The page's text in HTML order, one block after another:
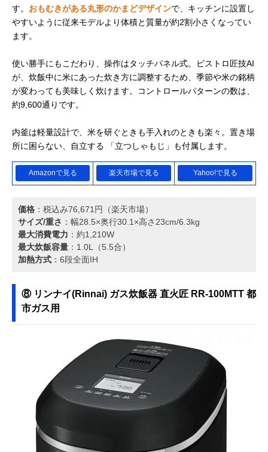
す。 おもむきがある丸形のかまどデザインで、キッチンに設置し
やすいように従来モデルより体積と質量が約2割小さくなってい
ます。
使い勝手にもこだわり、操作はタッチパネル式。ビストロ匠技AI
が、炊飯中に米にあった炊き方に調整するため、季節や米の銘柄
が変わっても美味しく炊けます。コントロールパターンの数は、
約9,600通りです。
内釜は軽量設計で、米を研ぐときも手入れのときも楽々。置き場
所に困らない、自立する 「立つしゃもじ」も付属します。
Amazonで見る 楽天市場で見る Yahoo!で見る
価格 ：税込み76,671円（楽天市場）
サイズ/重さ ：幅28.5×奥行30.1×高さ23cm/6.3kg
最大消費電力 ：約1,210W
最大炊飯容量 ：1.0L（5.5合）
加熱方式 ：6段全面IH
⑧ リンナイ(Rinnai) ガス炊飯器 直火匠 RR-100MTT 都
市ガス用